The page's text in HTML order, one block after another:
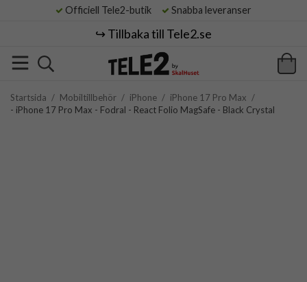
Officiell Tele2-butik Snabba leveranser
↪️ Tillbaka till Tele2.se
Startsida / Mobiltillbehör / iPhone / iPhone 17 Pro Max /
- iPhone 17 Pro Max - Fodral - React Folio MagSafe - Black Crystal